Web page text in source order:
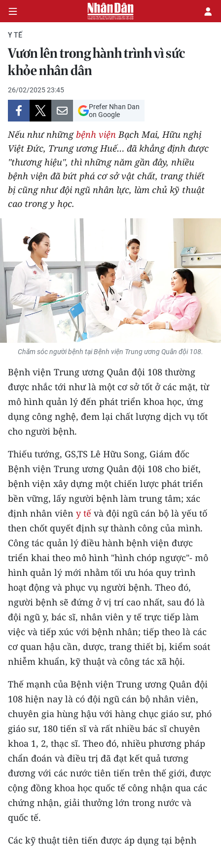
CHÍNH TRỊ
KINH TẾ
VĂN HÓA
XÃ HỘI
PHÁP LUẬT
DU LỊCH
THẾ GIỚI
THỂ THAO
GIÁO DỤC
Y TẾ
KHOA HỌC - CÔNG NGHỆ
MÔI TRƯỜNG
BẠN ĐỌC
KIỂM CHỨNG THÔNG TIN
TRI THỨC CHUYÊN SÂU
54 DÂN TỘC VIỆT NAM
MỘT SẢN PHẨM
RADIO
MEDIA CENTER
E-Magazine
Video
Media Chính trị
Media Kinh tế
Media Văn hóa
Media Xã hội
Media Pháp luật
Media Du lịch
Media Thế giới
Media Thể thao
Media Giáo dục
Media Y tế
Media Khoa học - Công nghệ
Media Môi trường
Ảnh
Y TẾ
Vươn lên trong hành trình vì sức
khỏe nhân dân
26/02/2025 23:45
Prefer Nhan Dan
on Google
Nếu như nhữngbệnh việnBạch Mai, Hữu nghị
Việt Ðức, Trung ương Huế… đã khẳng định được
"thương hiệu", thì những năm gần đây, nhiều
bệnh viện đã bứt phá cơ sở vật chất, trang thiết
bị cũng như đội ngũ nhân lực, làm chủ kỹ thuật
cao trong y học.
Chăm sóc người bệnh tại Bệnh viện Trung ương Quân đội 108.
Bệnh viện Trung ương Quân đội 108 thường
được nhắc tới như là một cơ sở tốt ở các mặt, từ
mô hình quản lý đến phát triển khoa học, ứng
dụng công nghệ, đem lại chất lượng dịch vụ tốt
cho người bệnh.
Thiếu tướng, GS,TS Lê Hữu Song, Giám đốc
Bệnh viện Trung ương Quân đội 108 cho biết,
bệnh viện xây dựng một chiến lược phát triển
bền vững, lấy người bệnh làm trung tâm; xác
định nhân viên y tế và đội ngũ cán bộ là yếu tố
then chốt quyết định sự thành công của mình.
Công tác quản lý điều hành bệnh viện được
triển khai theo mô hình "hình chóp ngược"- mô
hình quản lý mới nhằm tối ưu hóa quy trình
hoạt động và phục vụ người bệnh. Theo đó,
người bệnh sẽ đứng ở vị trí cao nhất, sau đó là
đội ngũ y, bác sĩ, nhân viên y tế trực tiếp làm
việc và tiếp xúc với bệnh nhân; tiếp theo là các
cơ quan hậu cần, dược, trang thiết bị, kiểm soát
nhiễm khuẩn, kỹ thuật và công tác xã hội.
Thế mạnh của Bệnh viện Trung ương Quân đội
108 hiện nay là có đội ngũ cán bộ nhân viên,
chuyên gia hùng hậu với hàng chục giáo sư, phó
giáo sư, 180 tiến sĩ và rất nhiều bác sĩ chuyên
khoa 1, 2, thạc sĩ. Theo đó, nhiều phương pháp
chẩn đoán và điều trị đã đạt kết quả tương
đương với các nước tiên tiến trên thế giới, được
cộng đồng khoa học quốc tế công nhận qua các
chứng nhận, giải thưởng lớn trong nước và
quốc tế.
Các kỹ thuật tiên tiến được áp dụng tại bệnh